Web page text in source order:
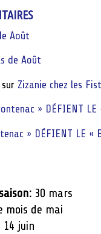
Août
de Août
sur Zizanie chez les
» DÉFIENT
» DÉFIENT LE «
30 mars
mois de mai
14 juin